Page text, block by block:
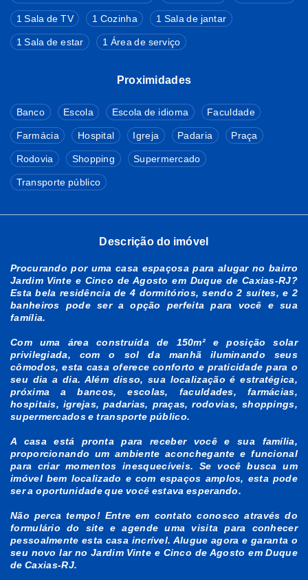
1 Sala de TV 1 Cozinha 1 Sala de jantar
1 Sala de estar 1 Área de serviço
Proximidades
Banco Escola Escola de idioma Faculdade
Farmácia Hospital Igreja Padaria Praça
Rodovia Shopping Supermercado
Transporte público
Descrição do imóvel
Procurando por uma casa espaçosa para alugar no bairro
Jardim Vinte e Cinco de Agosto em Duque de Caxias-RJ?
Esta bela residência de 4 dormitórios, sendo 2 suítes, e 2
banheiros pode ser a opção perfeita para você e sua
família.
Com uma área construída de 150m² e posição solar
privilegiada, com o sol da manhã iluminando seus
cômodos, esta casa oferece conforto e praticidade para o
seu dia a dia. Além disso, sua localização é estratégica,
próxima a bancos, escolas, faculdades, farmácias,
hospitais, igrejas, padarias, praças, rodovias, shoppings,
supermercados e transporte público.
A casa está pronta para receber você e sua família,
proporcionando um ambiente aconchegante e funcional
para criar momentos inesquecíveis. Se você busca um
imóvel bem localizado e com espaços amplos, esta pode
ser a oportunidade que você estava esperando.
Não perca tempo! Entre em contato conosco através do
formulário do site e agende uma visita para conhecer
pessoalmente esta casa incrível. Alugue agora e garanta o
seu novo lar no Jardim Vinte e Cinco de Agosto em Duque
de Caxias-RJ.